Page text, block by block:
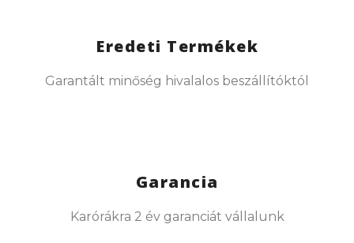
Eredeti Termékek
Garantált minőség hivalalos beszállítóktól
Garancia
Karórákra 2 év garanciát vállalunk